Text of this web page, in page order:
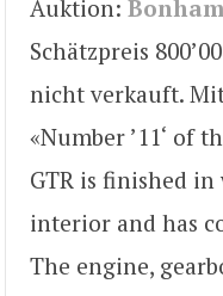
Auktion:
Schätzpreis
nicht verkauft.
«Number ’11‘ of
GTR is finished
interior and has
The engine,